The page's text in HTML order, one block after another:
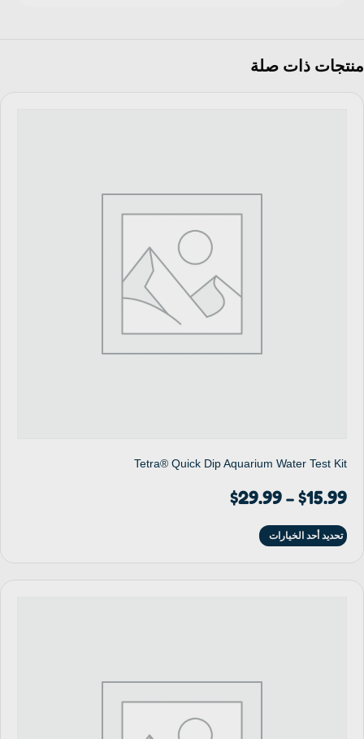
منتجات ذات صلة
Tetra® Quick Dip Aquarium Water Test Kit
$15.99
–
$29.99
تحديد أحد الخيارات